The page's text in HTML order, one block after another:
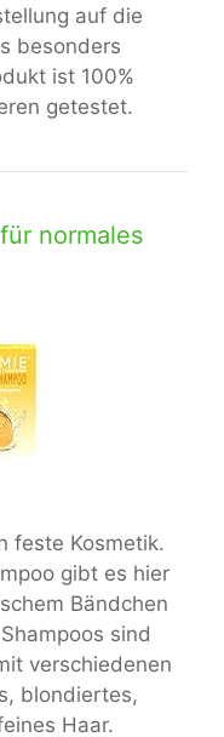
auf die
besonders
ist 100%
getestet.
normales
feste Kosmetik.
gibt es hier
Bändchen
sind
verschiedenen
blondiertes,
Haar.